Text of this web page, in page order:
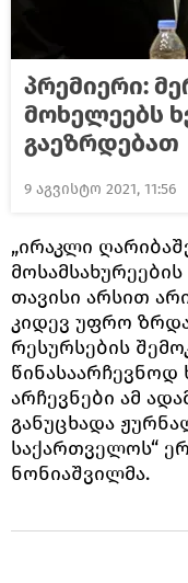
პრემიერი:
მოხელეებს
გაეზრდებათ
9 აგვისტო 2021, 11:56
„ირაკლი
თავისი არსით
კიდევ უფრო
რესურსების
არჩევნები ამ
განუცხადა
საქართველოს“
ნონიაშვილმა.